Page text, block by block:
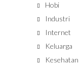
Hobi
Industri
Internet
Keluarga
Kesehatan